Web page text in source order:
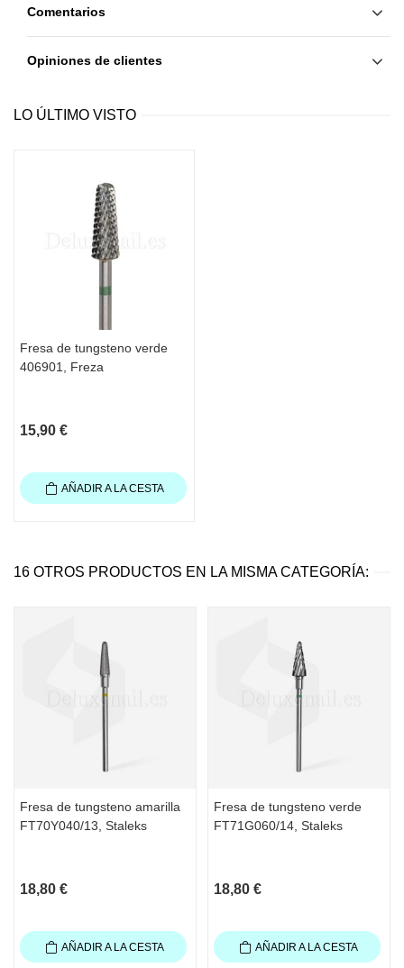
Comentarios
Opiniones de clientes
LO ÚLTIMO VISTO
Fresa de tungsteno verde
406901, Freza
15,90 €
AÑADIR A LA CESTA
16 OTROS PRODUCTOS EN LA MISMA CATEGORÍA:
Fresa de tungsteno amarilla
FT70Y040/13, Staleks
18,80 €
AÑADIR A LA CESTA
Fresa de tungsteno verde
FT71G060/14, Staleks
18,80 €
AÑADIR A LA CESTA